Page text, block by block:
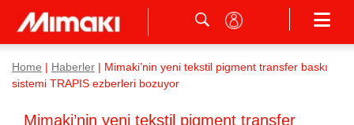
Home Haberler
Mimaki’nin yeni tekstil pigment transfer baskı
sistemi TRAPIS ezberleri bozuyor
Mimaki’nin yeni tekstil pigment transfer